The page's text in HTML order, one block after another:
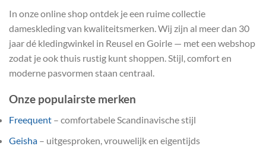
In onze online shop ontdek je een ruime collectie
dameskleding van kwaliteitsmerken. Wij zijn al meer dan 30
jaar dé kledingwinkel in Reusel en Goirle — met een webshop
zodat je ook thuis rustig kunt shoppen. Stijl, comfort en
moderne pasvormen staan centraal.
Onze populairste merken
Freequent – comfortabele Scandinavische stijl
Geisha – uitgesproken, vrouwelijk en eigentijds